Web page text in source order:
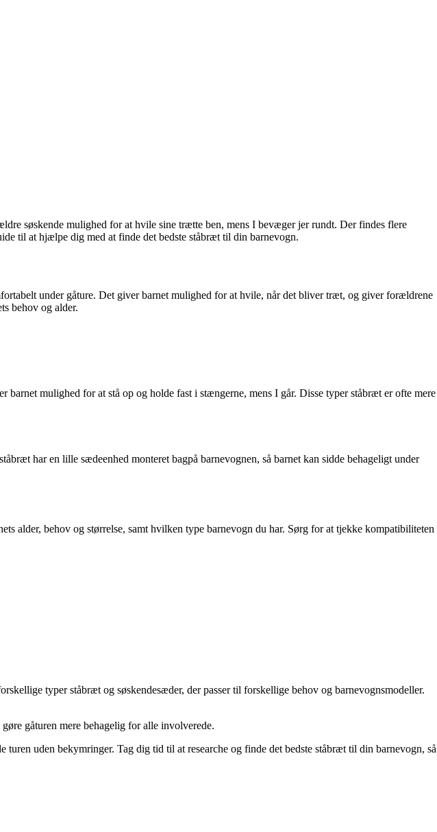
søskende mulighed for at hvile sine trætte ben, mens I bevæger jer rundt. Der findes flere
til at hjælpe dig med at finde det bedste ståbræt til din barnevogn.
under gåture. Det giver barnet mulighed for at hvile, når det bliver træt, og giver forældrene
behov og alder.
mulighed for at stå op og holde fast i stængerne, mens I går. Disse typer ståbræt er ofte mere
har en lille sædeenhed monteret bagpå barnevognen, så barnet kan sidde behageligt under
alder, behov og størrelse, samt hvilken type barnevogn du har. Sørg for at tjekke kompatibiliteten
typer ståbræt og søskendesæder, der passer til forskellige behov og barnevognsmodeller.
gåturen mere behagelig for alle involverede.
uden bekymringer. Tag dig tid til at researche og finde det bedste ståbræt til din barnevogn, så